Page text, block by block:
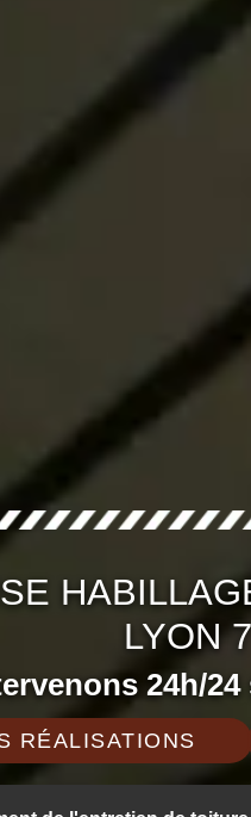
LYON
24h/
RÉALISATIONS